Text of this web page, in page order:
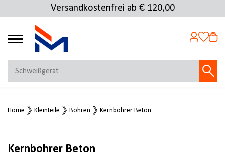
Versandkostenfrei ab € 120,00
4.69
MEIN KONTO
Jetzt anmelden
Jetzt registrieren
Home Kleinteile Bohren Kernbohrer Beton
Kernbohrer Beton